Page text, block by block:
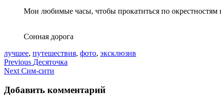
Мои любимые часы, чтобы прокатиться по
Сонная дорога
лучшее, путешествия, фото, эксклюзив
Навигация
по
записям
Previous Десяточка
Next Сим-сити
Добавить комментарий